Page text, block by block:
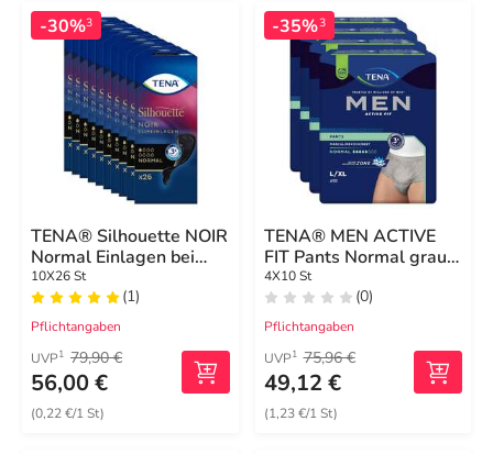
-30%3
TENA® Silhouette NOIR
Normal Einlagen bei
Inkontinenz
10X26 St
(1)
Pflichtangaben
UVP1 79,90 €
56,00 €
(0,22 €/1 St)
-35%3
TENA® MEN ACTIVE
FIT Pants Normal grau
L/XL bei Inkontinenz
4X10 St
(0)
Pflichtangaben
UVP1 75,96 €
49,12 €
(1,23 €/1 St)